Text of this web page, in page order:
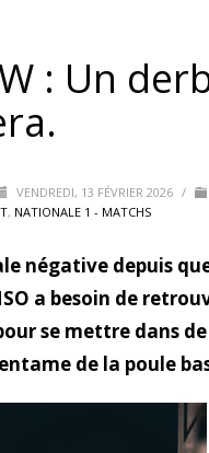
: Un
VENDREDI, 13 FÉVRIER 2026 /
, NATIONALE 1 - MATCHS
négative depuis
a besoin de
se mettre dans
de la poule